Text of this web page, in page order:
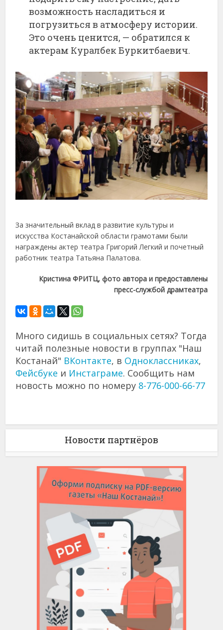
возможность насладиться и
погрузиться в атмосферу истории.
Это очень ценится, — обратился к
актерам Куралбек Буркитбаевич.
За значительный вклад в развитие культуры и
искусства Костанайской области грамотами были
награждены актер театра Григорий Легкий и почетный
работник театра Татьяна Палатова.
Кристина ФРИТЦ, фото автора и предоставлены
пресс-службой драмтеатра
Много сидишь в социальных сетях? Тогда
читай полезные новости в группах "Наш
Костанай" ВКонтакте, в Одноклассниках,
Фейсбуке и Инстаграме. Сообщить нам
новость можно по номеру 8-776-000-66-77
Новости партнёров